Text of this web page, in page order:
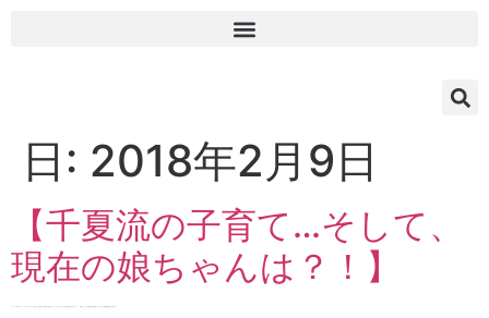
日: 2018年2月9日
【千夏流の子育て…そして、
現在の娘ちゃんは？！】